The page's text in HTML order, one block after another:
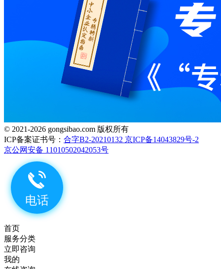
© 2021-2026 gongsibao.com 版权所有
ICP备案证书号： 合字B2-20210132 京ICP备14043829号-2
京公网安备 11010502042053号
首页
服务分类
立即咨询
我的